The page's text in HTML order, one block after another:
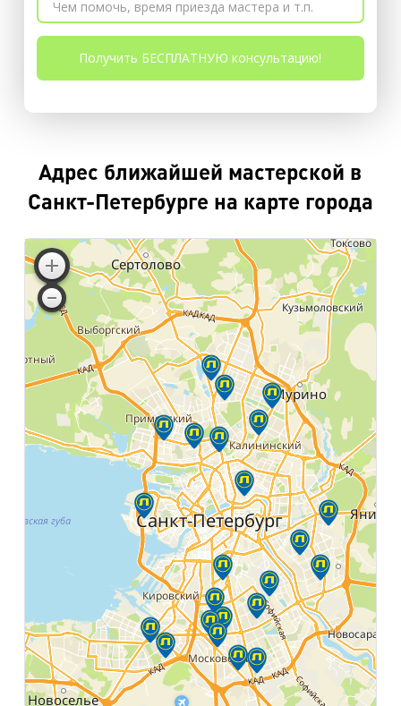
Адрес ближайшей мастерской в
Санкт-Петербурге на карте города